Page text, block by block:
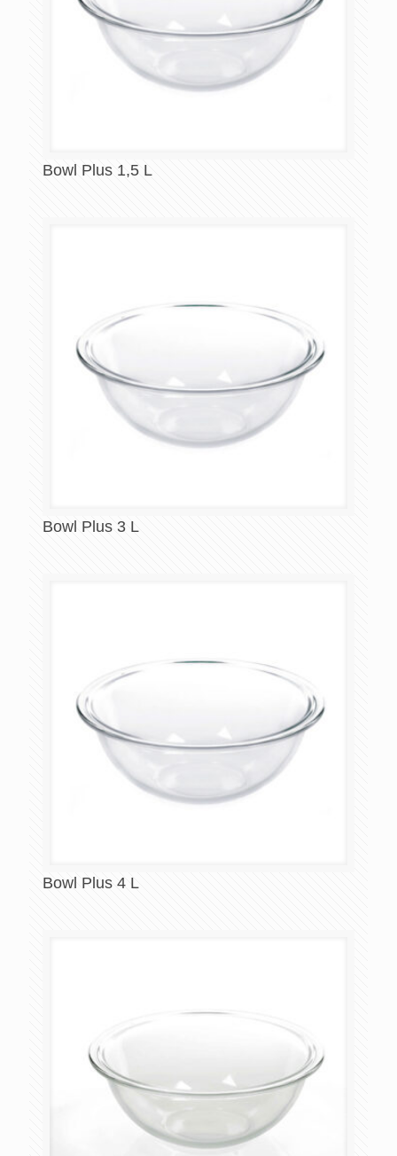
Bowl Plus 1,5 L
Bowl Plus 3 L
Bowl Plus 4 L